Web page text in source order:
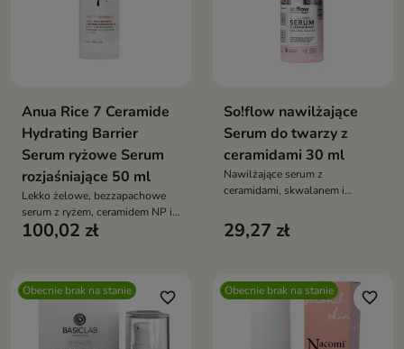
Anua Rice 7 Ceramide
Hydrating Barrier
Serum ryżowe Serum
rozjaśniające 50 ml
Lekko żelowe, bezzapachowe
serum z ryżem, ceramidem NP i
niacynamidem – rozświetla,
100,02 zł
So!flow nawilżające
Serum do twarzy z
ceramidami 30 ml
Nawilżające serum z
ceramidami, skwalanem i
skóry, koi, regeneruje i zapewnia
długotrwałe nawilżenie
29,27 zł
Obecnie brak na stanie favorite_border Obecnie brak na stanie favorite_border